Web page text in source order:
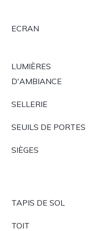
ECRAN
LUMIÈRES
D'AMBIANCE
SELLERIE
SEUILS DE PORTES
SIÈGES
TAPIS DE SOL
TOIT